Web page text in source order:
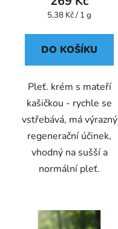
Měrná
5,38 Kč / 1 g
DO KOŠÍKU
Pleť. krém s mateří
kašičkou - rychle se
vstřebává, má výrazný
regenerační účinek,
vhodný na sušší a
normální pleť.